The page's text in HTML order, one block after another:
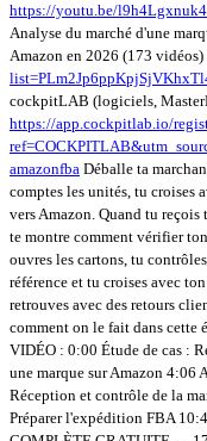
https://youtu.be/l9h4Lgxnuk4
Analyse du marché d'une
Amazon en 2026 (173 vidéos)
cockpitLAB (logiciels,
https://app.cockpitlab.io/
amazonfba Déballe ta
comptes les unités, tu croises
vers Amazon. Quand tu reçois
te montre comment vérifier
ouvres les cartons, tu
référence et tu croises avec
retrouves avec des retours
comment on le fait dans
VIDÉO : 0:00 Étude de cas :
une marque sur Amazon 4:06
Réception et contrôle de la
Préparer l'expédition FBA